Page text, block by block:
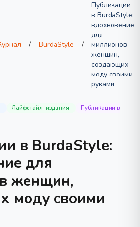
/ BurdaStyle /
Публикации
в BurdaStyle:
вдохновение
для
миллионов
женщин,
создающих
моду своими
руками
Лайфстайл-издания
Публикации в
в BurdaStyle:
для
женщин,
моду своими